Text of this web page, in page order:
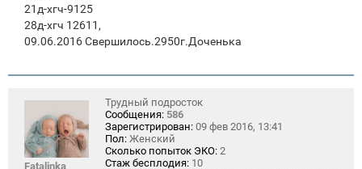
21д-хгч-9125
28д-хгч 12611,
09.06.2016 Свершилось.2950г.Доченька
Fatalinka
Трудный подросток
Сообщения: 586
Зарегистрирован: 09 фев 2016, 13:41
Пол: Женский
Сколько попыток ЭКО: 2
Стаж бесплодия: 10